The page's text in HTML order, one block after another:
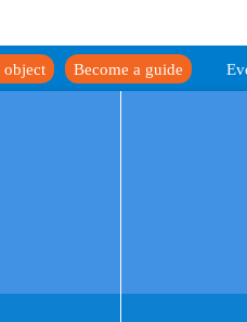
Become a guide
object